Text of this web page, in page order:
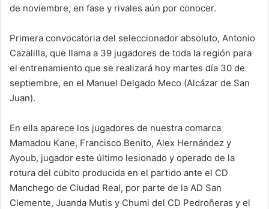
de noviembre, en fase y rivales aún por conocer.
Primera convocatoria del seleccionador absoluto, Antonio
Cazalilla, que llama a 39 jugadores de toda la región para
el entrenamiento que se realizará hoy martes día 30 de
septiembre, en el Manuel Delgado Meco (Alcázar de San
Juan).
En ella aparece los jugadores de nuestra comarca
Mamadou Kane, Francisco Benito, Alex Hernández y
Ayoub, jugador este último lesionado y operado de la
rotura del cubito producida en el partido ante el CD
Manchego de Ciudad Real, por parte de la AD San
Clemente, Juanda Mutis y Chumi del CD Pedroñeras y el